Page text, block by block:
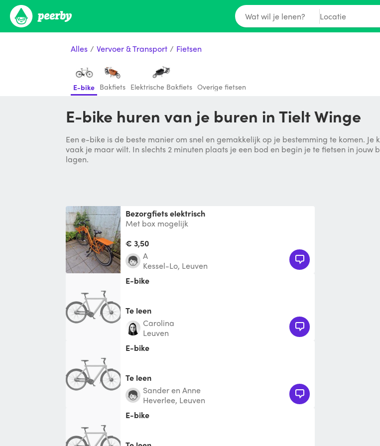
Wat wil je lenen? Locatie
Alles / Vervoer & Transport / Fietsen
E-bike Bakfiets Elektrische Bakfiets Overige fietsen
E-bike huren van je buren in Tielt Winge
Een e-bike is de beste manier om snel en gemakkelijk op je bestemming te komen.
vaak je maar wilt. In slechts 2 minuten plaats je een bod en begin je te fietsen in
lagen.
Bezorgfiets elektrisch
Met box mogelijk
€ 3,50
A
Kessel-Lo, Leuven
E-bike
Te leen
Carolina
Leuven
E-bike
Te leen
Sander en Anne
Heverlee, Leuven
E-bike